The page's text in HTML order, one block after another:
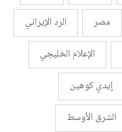
مصر
الرد الإيراني
الإعلام الخليجي
إيدي كوهين
الشرق الأوسط